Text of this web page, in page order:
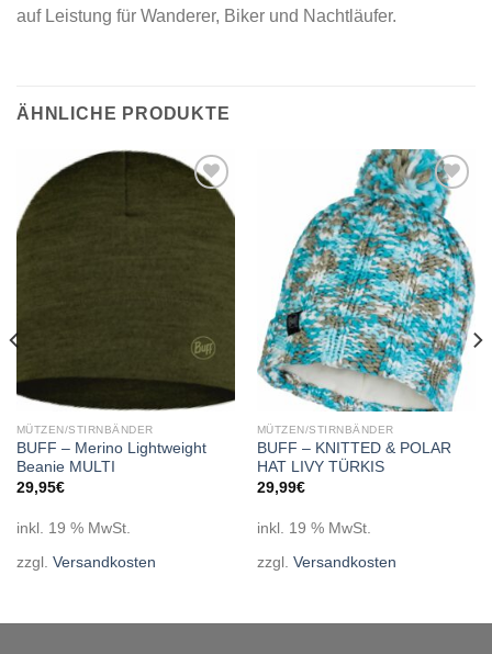
auf Leistung für Wanderer, Biker und Nachtläufer.
ÄHNLICHE PRODUKTE
MÜTZEN/STIRNBÄNDER
BUFF – Merino Lightweight
Beanie MULTI
29,95€
inkl. 19 % MwSt.
zzgl. Versandkosten
Add to
wishlist
MÜTZEN/STIRNBÄNDER
BUFF – KNITTED & POLAR
HAT LIVY TÜRKIS
29,99€
inkl. 19 % MwSt.
zzgl. Versandkosten